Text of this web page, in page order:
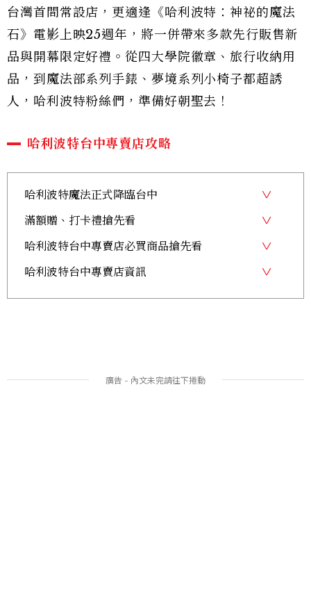
台灣首間常設店，更適逢《哈利波特：神祕的魔法
石》電影上映25週年，將一併帶來多款先行販售新
品與開幕限定好禮。從四大學院徽章、旅行收納用
品，到魔法部系列手錶、夢境系列小椅子都超誘
人，哈利波特粉絲們，準備好朝聖去！
哈利波特台中專賣店攻略
哈利波特魔法正式降臨台中
滿額贈、打卡禮搶先看
哈利波特台中專賣店必買商品搶先看
哈利波特台中專賣店資訊